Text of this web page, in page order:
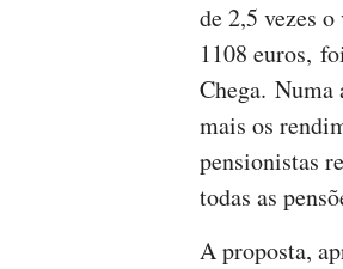
de 2,5 vezes
1108 euros,
Chega. Numa
mais os
pensionistas
todas as
A proposta,